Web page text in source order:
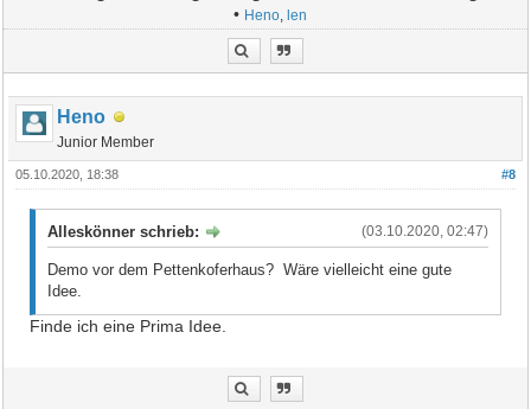
• Heno, len
Heno
Junior Member
#8
05.10.2020, 18:38
(03.10.2020, 02:47)
Alleskönner schrieb:
Demo vor dem Pettenkoferhaus? Wäre vielleicht eine gute
Idee.
Finde ich eine Prima Idee.